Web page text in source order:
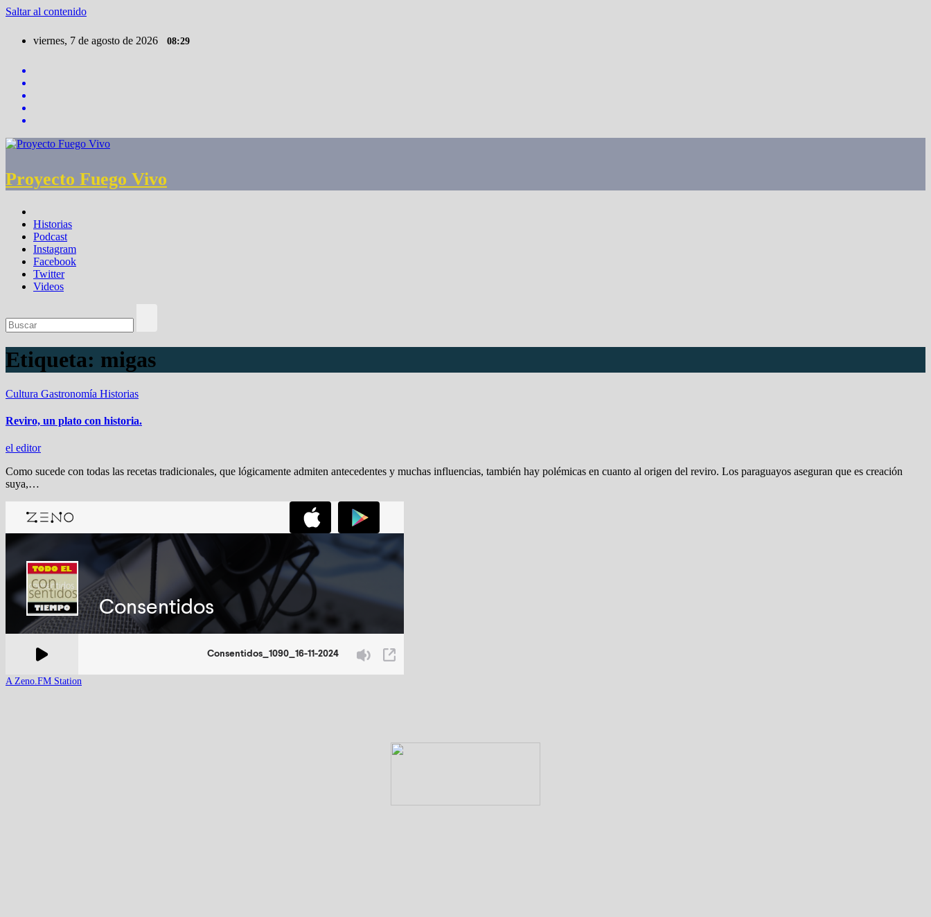
Saltar al contenido
viernes, 7 de agosto de 2026 08:29
Proyecto Fuego Vivo
Historias
Podcast
Instagram
Facebook
Twitter
Videos
Etiqueta: migas
Cultura Gastronomía Historias
Reviro, un plato con historia.
el editor
Como sucede con todas las recetas tradicionales, que lógicamente admiten antecedentes y muchas influencias, también hay polémicas en cuanto al origen del reviro. Los paraguayos aseguran que es creación
suya,…
A Zeno.FM Station